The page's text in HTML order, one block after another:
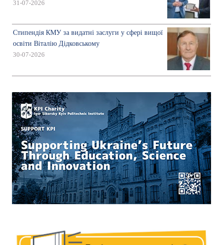
31-07-2026
Стипендія КМУ за видатні заслуги у сфері вищої
освіти Віталію Дідковському
30-07-2026